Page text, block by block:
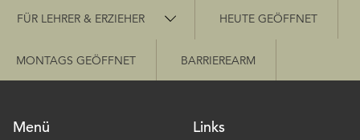
Schnellzugriff
FÜR LEHRER & ERZIEHER HEUTE GEÖFFNET
MONTAGS GEÖFFNET BARRIEREARM
Menü
Links